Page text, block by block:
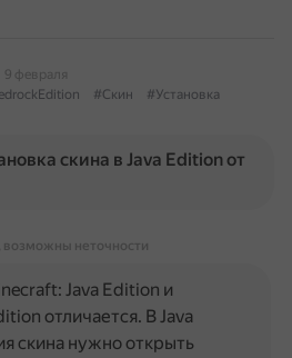
9 февраля
#Скин
#Установка
скина в Java Edition от
возможны неточности
Java Edition и
отличается. В Java
скина нужно открыть